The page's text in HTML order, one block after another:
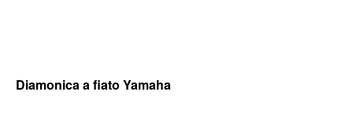
Diamonica a fiato Yamaha